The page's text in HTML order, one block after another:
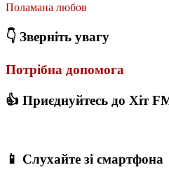
Поламана любов
👇 Зверніть увагу
Потрібна допомога
👍 Приєднуйтесь до Хіт
📱 Слухайте зі смартфона